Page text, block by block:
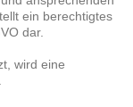
ein berechtigtes
dar.
wird eine